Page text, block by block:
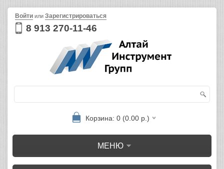
8 913 270-11-46
Войти или Зарегистрироваться
Корзина: 0 (0.00 р.)
МЕНЮ